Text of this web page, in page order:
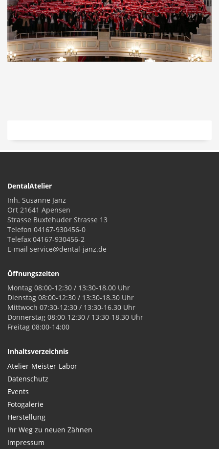
DentalAtelier
Inh. Susanne Janz
Ort 21641 Apensen
Strasse Buxtehuder Strasse 13
Telefon 04167-930456-0
Telefax 04167-930456-2
E-mail service@dental-janz.de
Öffnungszeiten
Montag 08:00-12:30 / 13:30-18.00 Uhr
Dienstag 08:00-12:30 / 13:30-18.30 Uhr
Mittwoch 07:30-12:30 / 13:30-16.30 Uhr
Donnerstag 08:00-12:30 / 13:30-18.30 Uhr
Freitag 08:00-14:00
Inhaltsverzeichnis
Atelier-Meister-Labor
Datenschutz
Events
Fotogalerie
Herstellung
Ihr Weg zu neuen Zähnen
Impressum